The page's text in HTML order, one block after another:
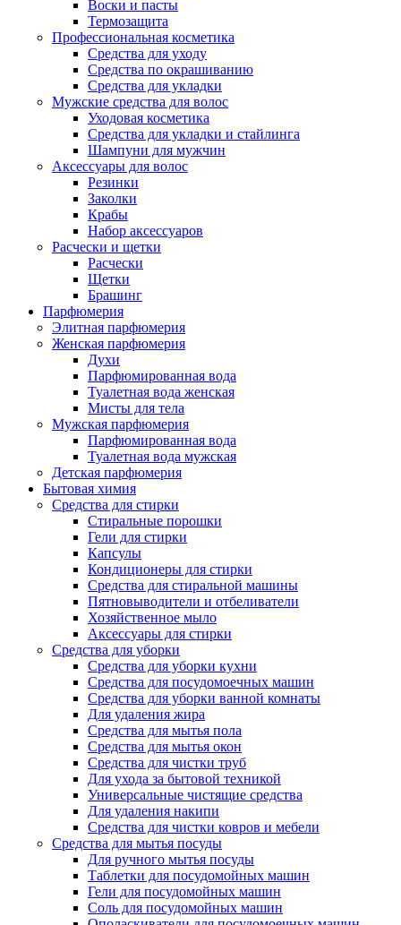
Воски и пасты
Термозащита
Профессиональная косметика
Средства для уходу
Средства по окрашиванию
Средства для укладки
Мужские средства для волос
Уходовая косметика
Средства для укладки и стайлинга
Шампуни для мужчин
Аксессуары для волос
Резинки
Заколки
Крабы
Набор аксессуаров
Расчески и щетки
Расчески
Щетки
Брашинг
Парфюмерия
Элитная парфюмерия
Женская парфюмерия
Духи
Парфюмированная вода
Туалетная вода женская
Мисты для тела
Мужская парфюмерия
Парфюмированная вода
Туалетная вода мужская
Детская парфюмерия
Бытовая химия
Средства для стирки
Стиральные порошки
Гели для стирки
Капсулы
Кондиционеры для стирки
Средства для стиральной машины
Пятновыводители и отбеливатели
Хозяйственное мыло
Аксессуары для стирки
Средства для уборки
Средства для уборки кухни
Средства для посудомоечных машин
Средства для уборки ванной комнаты
Для удаления жира
Средства для мытья пола
Средства для мытья окон
Средства для чистки труб
Для ухода за бытовой техникой
Универсальные чистящие средства
Для удаления накипи
Средства для чистки ковров и мебели
Средства для мытья посуды
Для ручного мытья посуды
Таблетки для посудомойных машин
Гели для посудомойных машин
Соль для посудомойных машин